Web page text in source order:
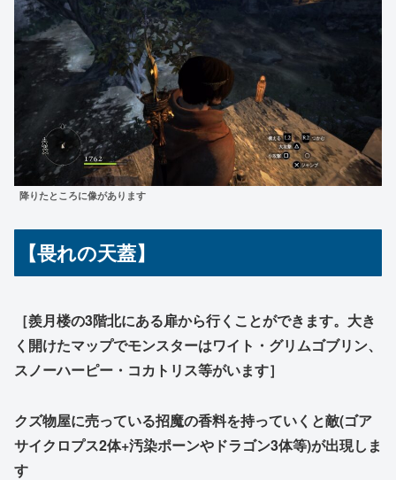
降りたところに像があります
【畏れの天蓋】
［羨月楼の3階北にある扉から行くことができます。大き
く開けたマップでモンスターはワイト・グリムゴブリン、
スノーハーピー・コカトリス等がいます］
クズ物屋に売っている招魔の香料を持っていくと敵(ゴア
サイクロプス2体+汚染ポーンやドラゴン3体等)が出現しま
す